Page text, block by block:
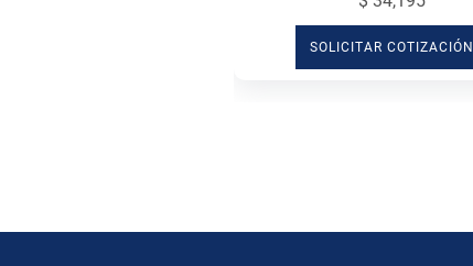
SOLICITAR COTIZACIÓN